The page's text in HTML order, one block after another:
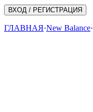
ВХОД / РЕГИСТРАЦИЯ
ГЛАВНАЯ·New Balance·